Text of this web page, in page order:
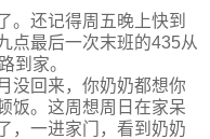
。还记得周五晚上快到
点最后一次末班的435从
到家。
没回来，你奶奶都想你
饭。这周想周日在家呆
，一进家门，看到奶奶